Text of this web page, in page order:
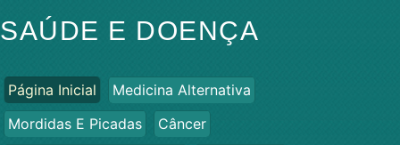
SAÚDE E DOENÇA
Página Inicial
Medicina Alternativa
Mordidas E Picadas
Câncer